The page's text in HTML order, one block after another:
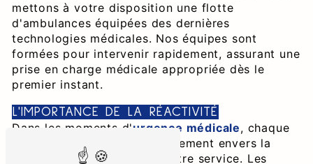
mettons à votre disposition une flotte
d'ambulances équipées des dernières
technologies médicales. Nos équipes sont
formées pour intervenir rapidement, assurant une
prise en charge médicale appropriée dès le
premier instant.
L'IMPORTANCE DE LA RÉACTIVITÉ
Dans les moments d'urgence médicale, chaque
minute compte. Notre engagement envers la
réactivité est au cœur de notre service. Les